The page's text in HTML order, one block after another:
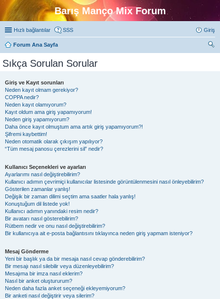
Barış Manço Mix Forum
Hızlı bağlantılar SSS Giriş
Forum Ana Sayfa
Sıkça Sorulan Sorular
Giriş ve Kayıt sorunları
Neden kayıt olmam gerekiyor?
COPPA nedir?
Neden kayıt olamıyorum?
Kayıt oldum ama giriş yapamıyorum!
Neden giriş yapamıyorum?
Daha önce kayıt olmuştum ama artık giriş yapamıyorum?!
Şifremi kaybettim!
Neden otomatik olarak çıkışım yapılıyor?
“Tüm mesaj panosu çerezlerini sil” nedir?
Kullanıcı Seçenekleri ve ayarları
Ayarlarımı nasıl değiştirebilirim?
Kullanıcı adımın çevrimiçi kullanıcılar listesinde görüntülenmesini nasıl önleyebilirim?
Gösterilen zamanlar yanlış!
Değişik bir zaman dilimi seçtim ama saatler hala yanlış!
Konuştuğum dil listede yok!
Kullanıcı adımın yanındaki resim nedir?
Bir avatarı nasıl gösterebilirim?
Rütbem nedir ve onu nasıl değiştirebilirim?
Bir kullanıcıya ait e-posta bağlantısını tıklayınca neden giriş yapmam isteniyor?
Mesaj Gönderme
Yeni bir başlık ya da bir mesaja nasıl cevap gönderebilirim?
Bir mesajı nasıl silebilir veya düzenleyebilirim?
Mesajıma bir imza nasıl eklerim?
Nasıl bir anket oluştururum?
Neden daha fazla anket seçeneği ekleyemiyorum?
Bir anketi nasıl değiştirir veya silerim?